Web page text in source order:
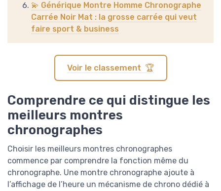
💫 Générique Montre Homme Chronographe
Carrée Noir Mat : la grosse carrée qui veut
faire sport & business
Voir le classement 🏆
Comprendre ce qui distingue les
meilleurs montres
chronographes
Choisir les meilleurs montres chronographes
commence par comprendre la fonction même du
chronographe. Une montre chronographe ajoute à
l’affichage de l’heure un mécanisme de chrono dédié à